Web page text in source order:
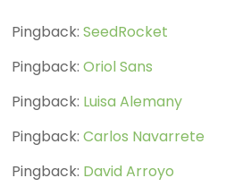
Pingback:SeedRocket
Pingback:Oriol Sans
Pingback: Luisa Alemany
Pingback:Carlos Navarrete
Pingback: David Arroyo